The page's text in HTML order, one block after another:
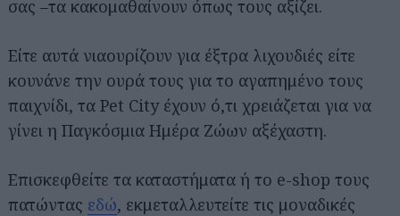
σας –τα κακομαθαίνουν όπως τους αξίζει.
Είτε αυτά νιαουρίζουν για έξτρα λιχουδιές είτε
κουνάνε την ουρά τους για το αγαπημένο τους
παιχνίδι, τα Pet City έχουν ό,τι χρειάζεται για να
γίνει η Παγκόσμια Ημέρα Ζώων αξέχαστη.
Επισκεφθείτε τα καταστήματα ή το e-shop τους
πατώντας εδώ, εκμεταλλευτείτε τις μοναδικές